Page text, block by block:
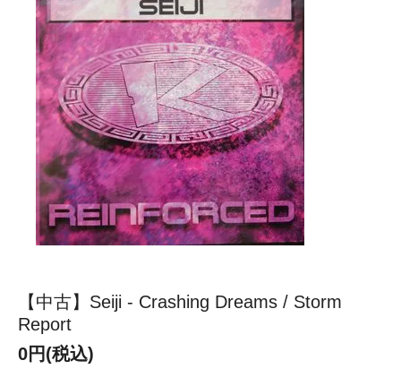
【中古】Seiji - Crashing Dreams / Storm
Report
0円(税込)